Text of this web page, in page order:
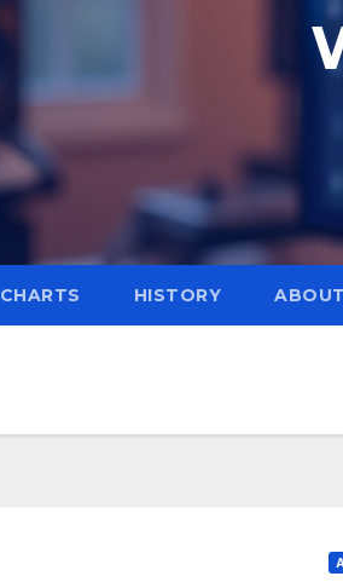
CHARTS HISTORY ABOUT